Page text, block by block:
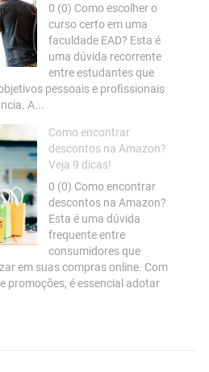
0 (0) Como escolher o
curso certo em uma
faculdade EAD? Esta é
uma dúvida recorrente
entre estudantes que
pessoais e profissionais
A...
Como encontrar
descontos na Amazon?
Veja 9 dicas!
0 (0) Como encontrar
descontos na Amazon?
Esta é uma dúvida
frequente entre
consumidores que
em suas compras online. Com
promoções, é essencial adotar